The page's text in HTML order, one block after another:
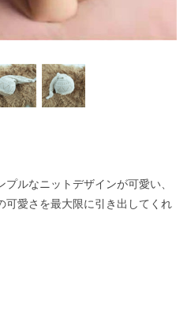
ルなニットデザインが可愛い、
可愛さを最大限に引き出してくれ